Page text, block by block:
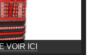
VOIR ICI